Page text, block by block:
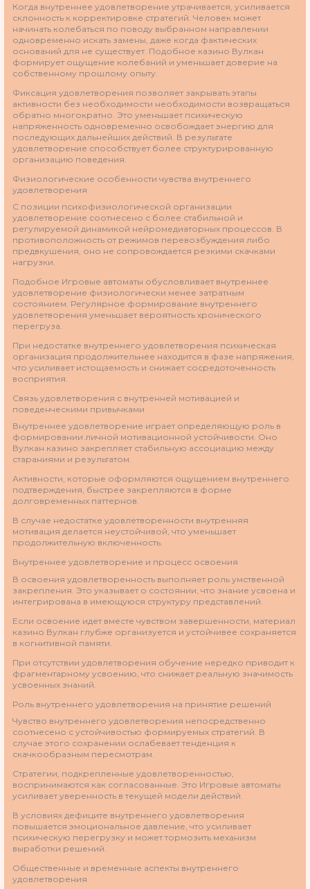
Когда внутреннее удовлетворение утрачивается, усиливается
склонность к корректировке стратегий. Человек может
начинать колебаться по поводу выбранном направлении
одновременно искать замены, даже когда фактических
оснований для не существует. Подобное казино Вулкан
формирует ощущение колебаний и уменьшает доверие на
собственному прошлому опыту.
Фиксация удовлетворения позволяет закрывать этапы
активности без необходимости необходимости возвращаться
обратно многократно. Это уменьшает психическую
напряженность одновременно освобождает энергию для
последующих дальнейших действий. В результате
удовлетворение способствует более структурированную
организацию поведения.
Физиологические особенности чувства внутреннего
удовлетворения
С позиции психофизиологической организации
удовлетворение соотнесено с более стабильной и
регулируемой динамикой нейромедиаторных процессов. В
противоположность от режимов перевозбуждения либо
предвкушения, оно не сопровождается резкими скачками
нагрузки.
Подобное Игровые автоматы обусловливает внутреннее
удовлетворение физиологически менее затратным
состоянием. Регулярное формирование внутреннего
удовлетворения уменьшает вероятность хронического
перегруза.
При недостатке внутреннего удовлетворения психическая
организация продолжительнее находится в фазе напряжения,
что усиливает истощаемость и снижает сосредоточенность
восприятия.
Связь удовлетворения с внутренней мотивацией и
поведенческими привычками
Внутреннее удовлетворение играет определяющую роль в
формировании личной мотивационной устойчивости. Оно
Вулкан казино закрепляет стабильную ассоциацию между
стараниями и результатом.
Активности, которые оформляются ощущением внутреннего
подтверждения, быстрее закрепляются в форме
долговременных паттернов.
В случае недостатке удовлетворенности внутренняя
мотивация делается неустойчивой, что уменьшает
продолжительную включенность.
Внутреннее удовлетворение и процесс освоения
В освоения удовлетворенность выполняет роль умственной
закрепления. Это указывает о состоянии, что знание усвоена и
интегрирована в имеющуюся структуру представлений.
Если освоение идет вместе чувством завершенности, материал
казино Вулкан глубже организуется и устойчивее сохраняется
в когнитивной памяти.
При отсутствии удовлетворения обучение нередко приводит к
фрагментарному усвоению, что снижает реальную значимость
усвоенных знаний.
Роль внутреннего удовлетворения на принятие решений
Чувство внутреннего удовлетворения непосредственно
соотнесено с устойчивостью формируемых стратегий. В
случае этого сохранении ослабевает тенденция к
скачкообразным пересмотрам.
Стратегии, подкрепленные удовлетворенностью,
воспринимаются как согласованные. Это Игровые автоматы
усиливает уверенность в текущей модели действий.
В условиях дефиците внутреннего удовлетворения
повышается эмоциональное давление, что усиливает
психическую перегрузку и может тормозить механизм
выработки решений.
Общественные и временные аспекты внутреннего
удовлетворения